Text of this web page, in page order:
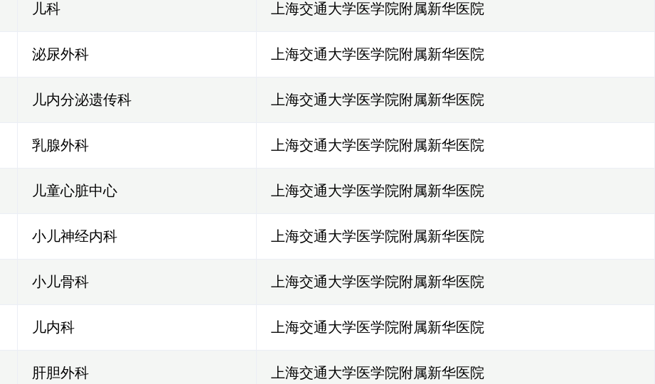
儿科 上海交通大学医学院附属新华医院
泌尿外科 上海交通大学医学院附属新华医院
儿内分泌遗传科 上海交通大学医学院附属新华医院
乳腺外科 上海交通大学医学院附属新华医院
儿童心脏中心 上海交通大学医学院附属新华医院
小儿神经内科 上海交通大学医学院附属新华医院
小儿骨科 上海交通大学医学院附属新华医院
儿内科 上海交通大学医学院附属新华医院
肝胆外科 上海交通大学医学院附属新华医院